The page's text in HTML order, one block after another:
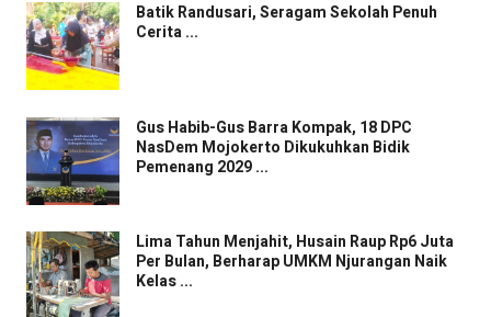
Batik Randusari, Seragam Sekolah Penuh
Cerita ...
Gus Habib-Gus Barra Kompak, 18 DPC
NasDem Mojokerto Dikukuhkan Bidik
Pemenang 2029 ...
Lima Tahun Menjahit, Husain Raup Rp6 Juta
Per Bulan, Berharap UMKM Njurangan Naik
Kelas ...